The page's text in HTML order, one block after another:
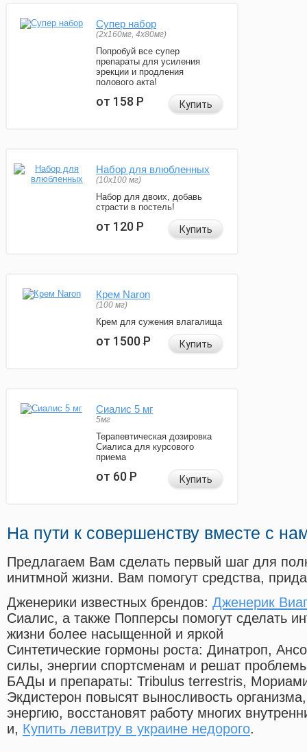
Супер набор
(2х160мг, 4х80мг)
Попробуй все супер
препараты для усиления
эрекции и продления
полового акта!
от 158Р Купить
Набор для влюбленных
(10х100 мг)
Набор для двоих, добавь
страсти в постель!
от 120Р Купить
Крем Naron
(100 мг)
Крем для сужения влагалища
от 1500Р Купить
Сиалис 5 мг
5мг
Терапевтическая дозировка
Сиалиса для курсового
приема
от 60Р Купить
На пути к совершенству вместе с
Предлагаем Вам сделать первый шаг для
инитмной жизни. Вам помогут средства,
Дженерики известных брендов: Дженерик
Сиалис, а также Попперсы помогут сделать
жизни более насыщенной и яркой
Синтетические гормоны роста: Динатроп,
силы, энергии спортсменам и решат
БАДы и препараты: Tribulus terrestris,
Экдистерон повысят выносливость
энергию, восстановят работу многих
и, Купить левитру в украине недорого.